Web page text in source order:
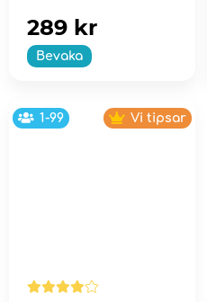
Bevaka
289 kr
1-99 Vi tipsar